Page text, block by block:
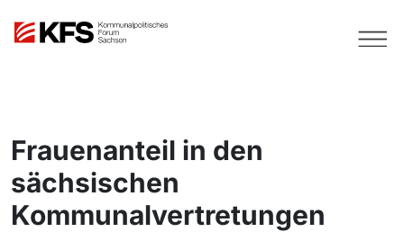
Frauenanteil in den
sächsischen
Kommunalvertretungen